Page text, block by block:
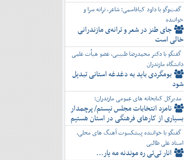
گفت‌وگو با داود کیاقاسمی؛ شاعر، ترانه سرا و
خواننده
جای طنز در شعر و ترانه‌ی مازندرانی
خالی است
گفتگو با دکتر محمدرضا طبیبی، عضو هیأت علمی
دانشگاه مازندران
بومگردی باید به دغدغه استانی تبدیل
شود
مدیرکل کتابخانه های عمومی مازندران:
نامزد انتخابات مجلس نیستم/ پرچمدار
بسیاری از کارهای فرهنگی در استان هستیم
گفتگو با خواننده پیشکسوت آهنگ های محلی،
استاد علی طالبی
انار تی‌تی ره موندنه مه یار...